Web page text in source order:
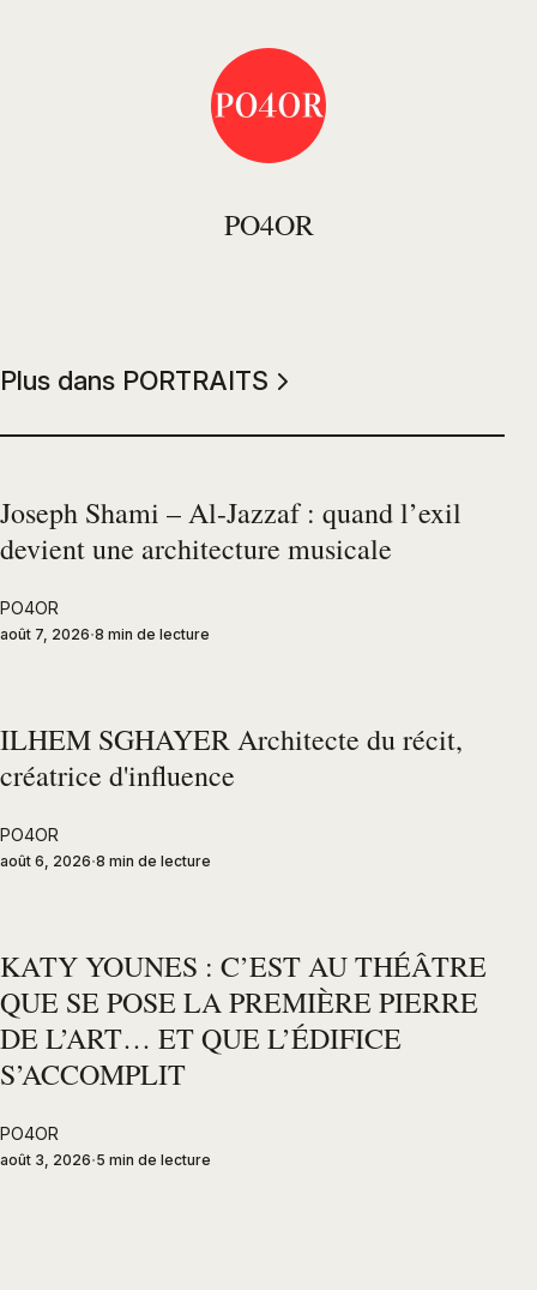
PO4OR
Plus dans PORTRAITS
Joseph Shami – Al-Jazzaf : quand l’exil
devient une architecture musicale
PO4OR
août 7, 2026 8 min de lecture
ILHEM SGHAYER Architecte du récit,
créatrice d'influence
PO4OR
août 6, 2026 8 min de lecture
KATY YOUNES : C’EST AU THÉÂTRE
QUE SE POSE LA PREMIÈRE PIERRE
DE L’ART… ET QUE L’ÉDIFICE
S’ACCOMPLIT
PO4OR
août 3, 2026 5 min de lecture